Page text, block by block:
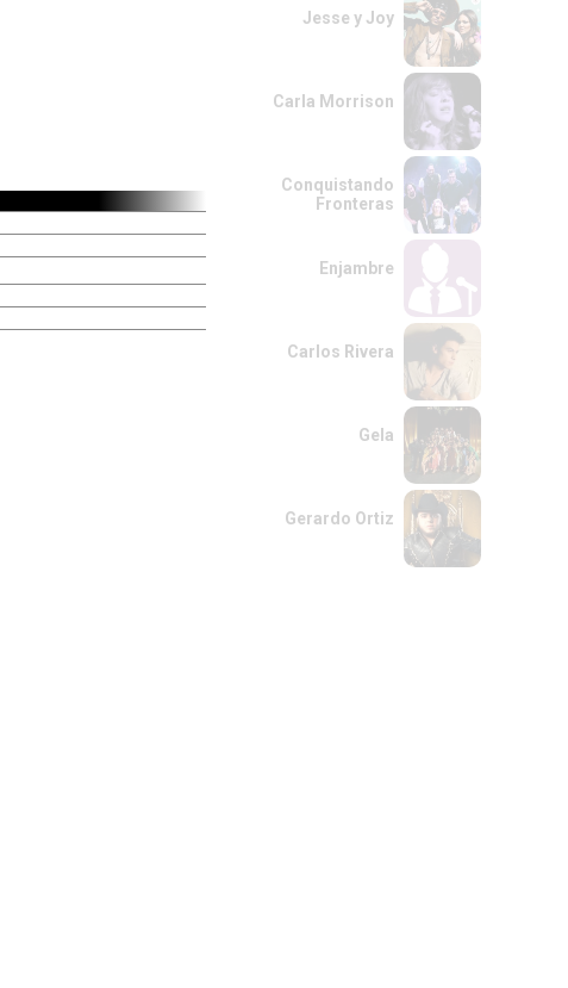
Jesse y Joy
Carla Morrison
Conquistando
Fronteras
Enjambre
Carlos Rivera
Gela
Gerardo Ortiz